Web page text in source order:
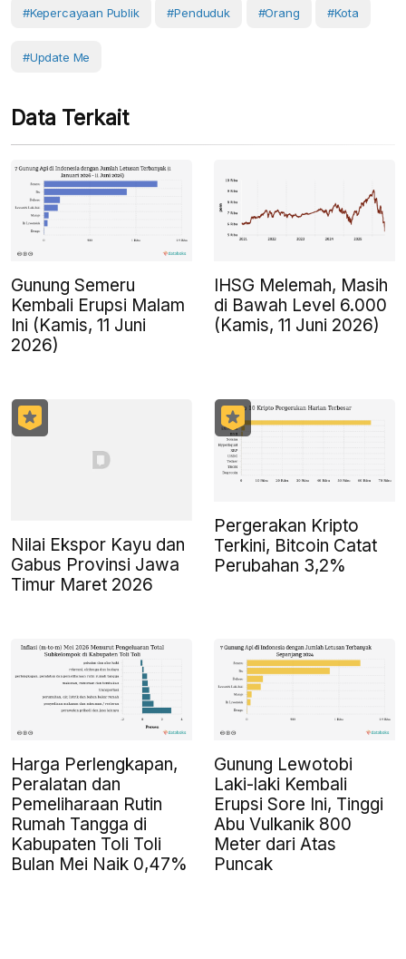
#Kepercayaan Publik #Penduduk #orang #Kota
#Update Me
Data Terkait
Gunung Semeru
Kembali Erupsi Malam
Ini (Kamis, 11 Juni
2026)
IHSG Melemah, Masih
di Bawah Level 6.000
(Kamis, 11 Juni 2026)
Nilai Ekspor Kayu dan
Gabus Provinsi Jawa
Timur Maret 2026
Pergerakan Kripto
Terkini, Bitcoin Catat
Perubahan 3,2%
Harga Perlengkapan,
Peralatan dan
Pemeliharaan Rutin
Rumah Tangga di
Kabupaten Toli Toli
Bulan Mei Naik 0,47%
Gunung Lewotobi
Laki-laki Kembali
Erupsi Sore Ini, Tinggi
Abu Vulkanik 800
Meter dari Atas
Puncak